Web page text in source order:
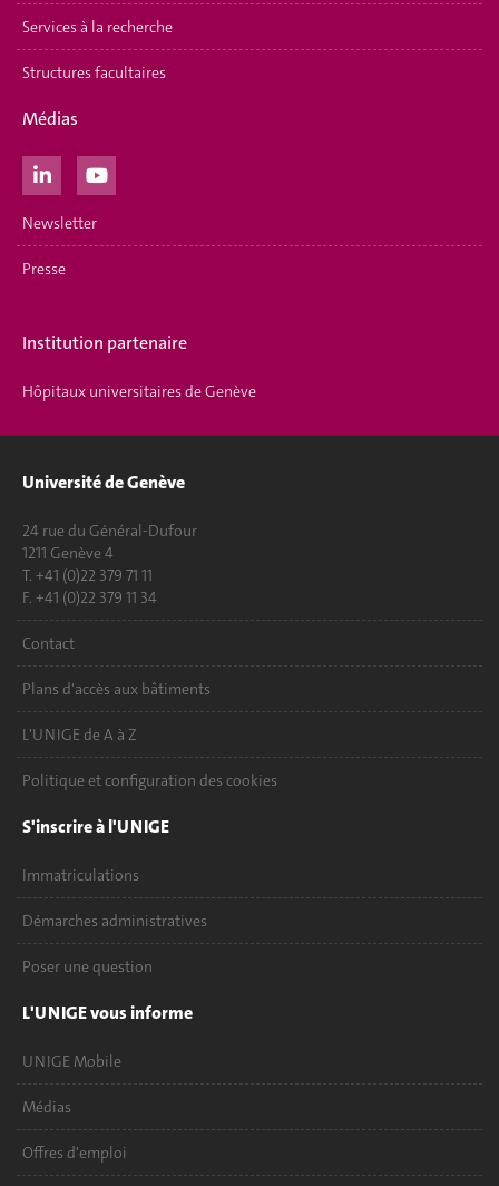
Services à la recherche
Structures facultaires
Médias
Newsletter
Presse
Institution partenaire
Hôpitaux universitaires de Genève
Université de Genève
24 rue du Général-Dufour
1211 Genève 4
T. +41 (0)22 379 71 11
F. +41 (0)22 379 11 34
Contact
Plans d'accès aux bâtiments
L'UNIGE de A à Z
Politique et configuration des cookies
S'inscrire à l'UNIGE
Immatriculations
Démarches administratives
Poser une question
L'UNIGE vous informe
UNIGE Mobile
Médias
Offres d'emploi